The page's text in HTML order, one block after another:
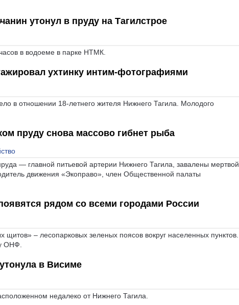
утонул в пруду на Тагилстрое
в водоеме в парке НТМК.
ухтинку интим-фотографиями
в отношении 18-летнего жителя Нижнего Тагила. Молодого
пруду снова массово гибнет рыба
— главной питьевой артерии Нижнего Тагила, завалены мертвой
движения «Экоправо», член Общественной палаты
рядом со всеми городами России
– лесопарковых зеленых поясов вокруг населенных пунктов.
ОНФ.
в Висиме
недалеко от Нижнего Тагила.